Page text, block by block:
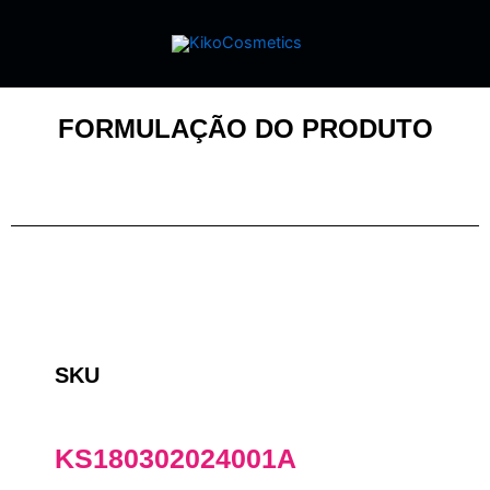
FORMULAÇÃO DO PRODUTO
SKU
KS180302024001A